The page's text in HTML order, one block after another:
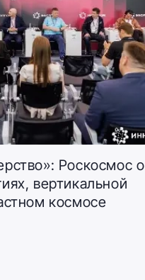
Роскосмос о
вертикальной
космосе